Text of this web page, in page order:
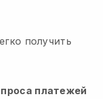
получить
платежей